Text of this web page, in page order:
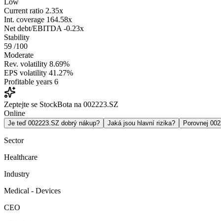
Low
Current ratio 2.35x
Int. coverage 164.58x
Net debt/EBITDA -0.23x
Stability
59 /100
Moderate
Rev. volatility 8.69%
EPS volatility 41.27%
Profitable years 6
Zeptejte se StockBota na 002223.SZ
Online
Je teď 002223.SZ dobrý nákup? Jaká jsou hlavní rizika? Porovnej
Sector
Healthcare
Industry
Medical - Devices
CEO